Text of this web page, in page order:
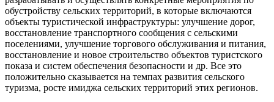
обустройству сельских территорий, в которые включаются
объекты туристической инфраструктуры: улучшение дорог,
восстановление транспортного сообщения с сельскими
поселениями, улучшение торгового обслуживания и питания,
восстановление и новое строительство объектов туристского
показа и систем обеспечения безопасности и др. Все это
положительно сказывается на темпах развития сельского
туризма, росте имиджа сельских территорий этих регионов.